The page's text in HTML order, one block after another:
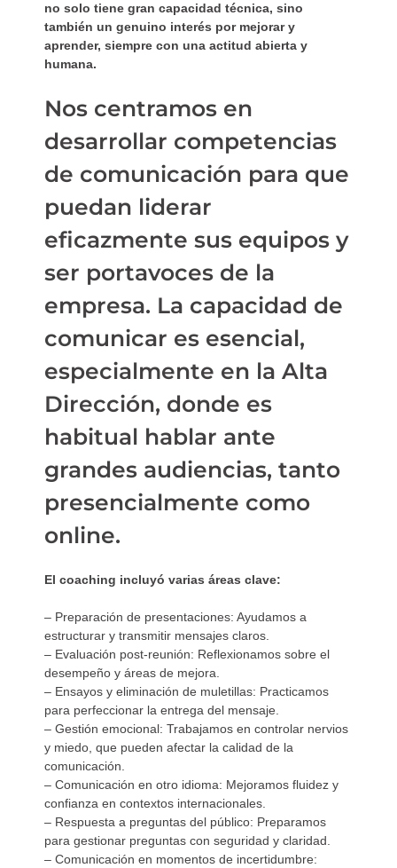
no solo tiene gran capacidad técnica, sino
también un genuino interés por mejorar y
aprender, siempre con una actitud abierta y
humana.
Nos centramos en
desarrollar competencias
de comunicación para que
puedan liderar
eficazmente sus equipos y
ser portavoces de la
empresa. La capacidad de
comunicar es esencial,
especialmente en la Alta
Dirección, donde es
habitual hablar ante
grandes audiencias, tanto
presencialmente como
online.
El coaching incluyó varias áreas clave:
– Preparación de presentaciones: Ayudamos a
estructurar y transmitir mensajes claros.
– Evaluación post-reunión: Reflexionamos sobre el
desempeño y áreas de mejora.
– Ensayos y eliminación de muletillas: Practicamos
para perfeccionar la entrega del mensaje.
– Gestión emocional: Trabajamos en controlar nervios
y miedo, que pueden afectar la calidad de la
comunicación.
– Comunicación en otro idioma: Mejoramos fluidez y
confianza en contextos internacionales.
– Respuesta a preguntas del público: Preparamos
para gestionar preguntas con seguridad y claridad.
– Comunicación en momentos de incertidumbre: